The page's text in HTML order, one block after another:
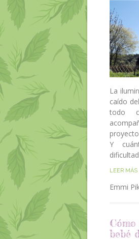
La
caído
todo
Y
LEER
Emmi
Cómo
bebé